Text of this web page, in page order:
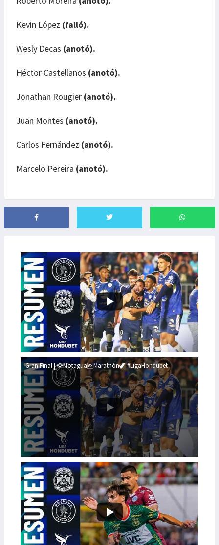
Kevin López (falló).
Wesly Decas (anotó).
Héctor Castellanos (anotó).
Jonathan Rougier (anotó).
Juan Montes (anotó).
Carlos Fernández (anotó).
Marcelo Pereira (anotó).
Gran Final | 🦅Motagua🆚Marathón🦖 #LigaHondubet